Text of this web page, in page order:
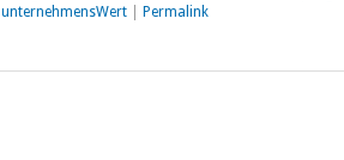
unternehmensWert| Permalink